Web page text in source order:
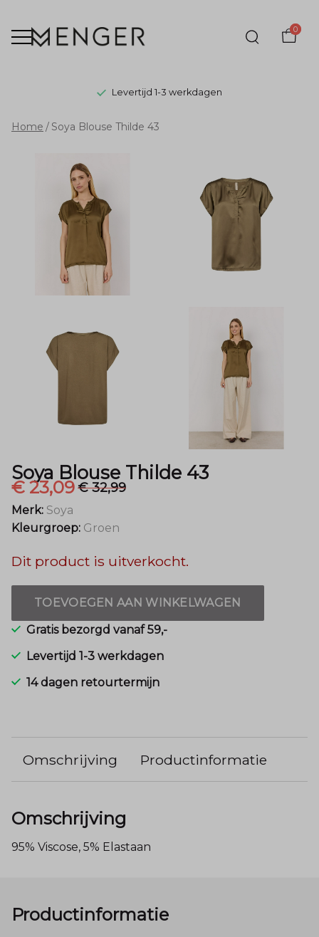
0
Levertijd 1-3 werkdagen
Soya
Blouse
Thilde
Menger
Mode
Home Soya Blouse Thilde 43
Soya Blouse Thilde 43
€ 23,09€ 32,99
Merk: Soya
Kleurgroep: Groen
Dit product is uitverkocht.
TOEVOEGEN AAN WINKELWAGEN
Gratis bezorgd vanaf 59,-
Levertijd 1-3 werkdagen
14 dagen retourtermijn
Omschrijving Productinformatie
Omschrijving
95% Viscose, 5% Elastaan
Productinformatie